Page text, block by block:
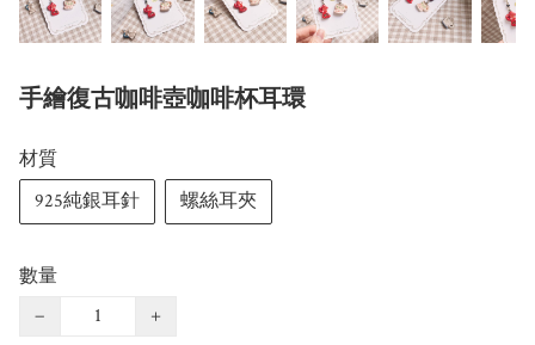
手繪復古咖啡壺咖啡杯耳環
材質
925純銀耳針
螺絲耳夾
數量
−
+